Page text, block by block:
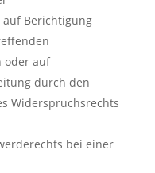
auf Berichtigung
oder auf
durch den
Widerspruchsrechts
bei einer